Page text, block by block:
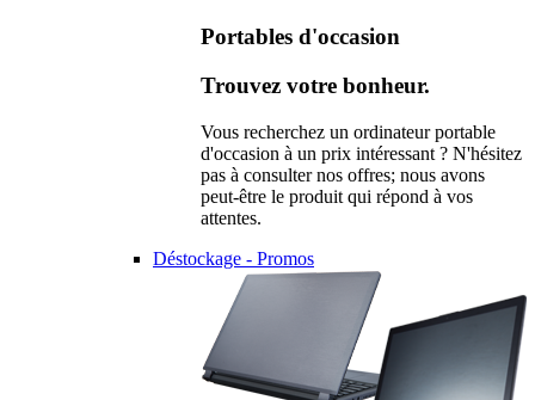
Portables d'occasion
Trouvez votre bonheur.
Vous recherchez un ordinateur portable
d'occasion à un prix intéressant ? N'hésitez
pas à consulter nos offres; nous avons
peut-être le produit qui répond à vos
attentes.
Déstockage - Promos